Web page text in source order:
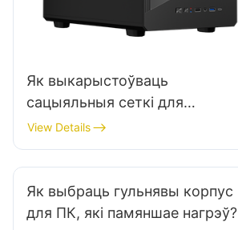
Як выкарыстоўваць
сацыяльныя сеткі для
маркетынгу гульнявых
корпусаў для ПК?
View Details
Як выбраць гульнявы ​​корпус
для ПК, які памяншае нагрэў?